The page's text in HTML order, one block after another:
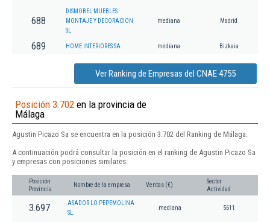
688
DISMOBEL MUEBLES
MONTAJE Y DECORACION
SL
mediana Madrid
689 HOME INTERIORES SA mediana Bizkaia
Ver Ranking de Empresas del CNAE 4755
Posición 3.702 en la provincia de
Málaga
Agustin Picazo Sa se encuentra en la posición 3.702 del Ranking de Málaga.
A continuación podrá consultar la posición en el ranking de Agustin Picazo Sa
y empresas con posiciones similares:
Posición
Provincia
Nombre de la empresa Ventas (€)
Sector
Actividad
3.697
ASADOR LO PEPEMOLINA
SL.
mediana 5611